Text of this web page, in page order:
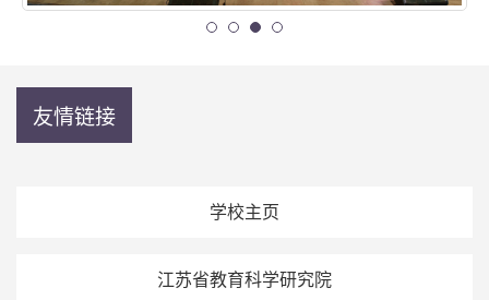
友情链接
学校主页
江苏省教育科学研究院